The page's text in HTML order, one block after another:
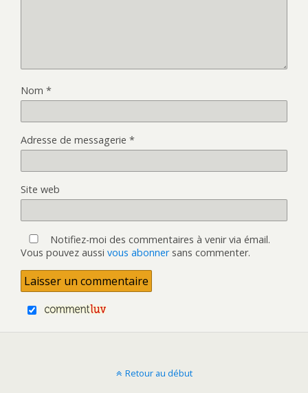
Nom *
Adresse de messagerie *
Site web
Notifiez-moi des commentaires à venir via émail.
Vous pouvez aussi vous abonnersans commenter.
Retour au début